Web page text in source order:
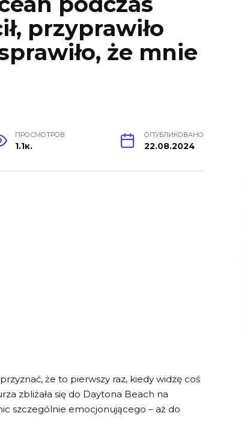
przyprawiło
że mnie
ПРОСМОТРОВ
1.1к.
ОПУБЛИКОВАНО
22.08.2024
że to pierwszy raz, kiedy widzę coś
zbliżała się do Daytona Beach na
szczególnie emocjonującego – aż do